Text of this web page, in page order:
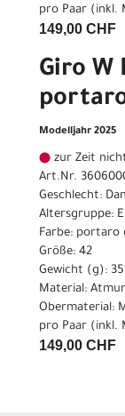
pro Paar (inkl.
149,00 CHF
Giro W
Modelljahr 2025
zur Zeit
Art.Nr.
Geschlecht:
Altersgruppe:
Farbe: portaro
Größe: 42
Gewicht (g):
Material:
Obermaterial:
pro Paar (inkl.
149,00 CHF